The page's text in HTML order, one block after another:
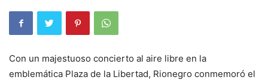
Con un majestuoso concierto al aire libre en la
emblemática Plaza de la Libertad, Rionegro conmemoró el